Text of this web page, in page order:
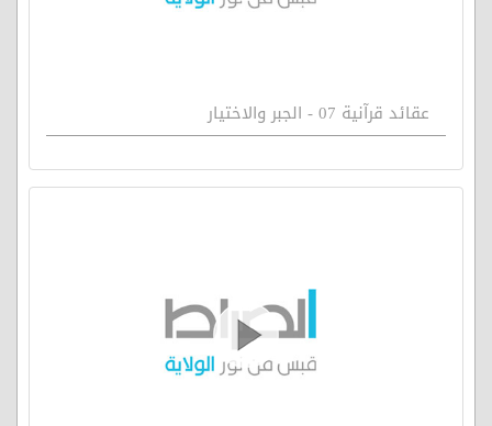
عقائد قرآنية 07 - الجبر والاختيار